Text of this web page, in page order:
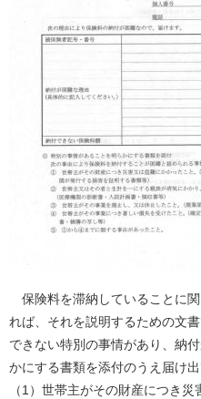
保険料を滞納していることに
れば、それを説明するための文
できない特別の事情があり、納
かにする書類を添付のうえ届け出
（1）世帯主がその財産につき